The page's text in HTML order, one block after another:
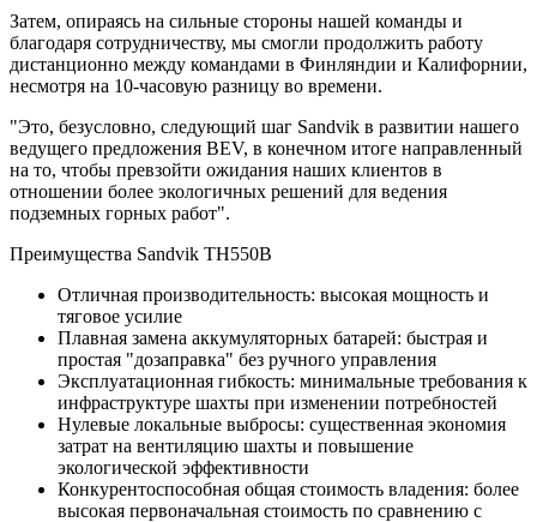
Затем, опираясь на сильные стороны нашей команды и
благодаря сотрудничеству, мы смогли продолжить работу
дистанционно между командами в Финляндии и Калифорнии,
несмотря на 10-часовую разницу во времени.
"Это, безусловно, следующий шаг Sandvik в развитии нашего
ведущего предложения BEV, в конечном итоге направленный
на то, чтобы превзойти ожидания наших клиентов в
отношении более экологичных решений для ведения
подземных горных работ".
Преимущества Sandvik TH550B
Отличная производительность: высокая мощность и
тяговое усилие
Плавная замена аккумуляторных батарей: быстрая и
простая "дозаправка" без ручного управления
Эксплуатационная гибкость: минимальные требования к
инфраструктуре шахты при изменении потребностей
Нулевые локальные выбросы: существенная экономия
затрат на вентиляцию шахты и повышение
экологической эффективности
Конкурентоспособная общая стоимость владения: более
высокая первоначальная стоимость по сравнению с